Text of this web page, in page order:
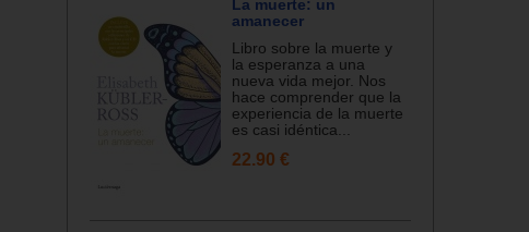
La muerte: un
amanecer
Libro sobre la muerte y
la esperanza a una
nueva vida mejor. Nos
hace comprender que la
experiencia de la muerte
es casi idéntica...
22.90 €